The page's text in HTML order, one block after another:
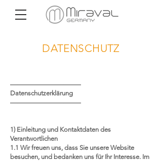
DATENSCHUTZ
––––––––––––––––––––
Datenschutzerklärung
––––––––––––––––––––
1) Einleitung und Kontaktdaten des
Verantwortlichen
1.1 Wir freuen uns, dass Sie unsere Website
besuchen, und bedanken uns für Ihr Interesse. Im